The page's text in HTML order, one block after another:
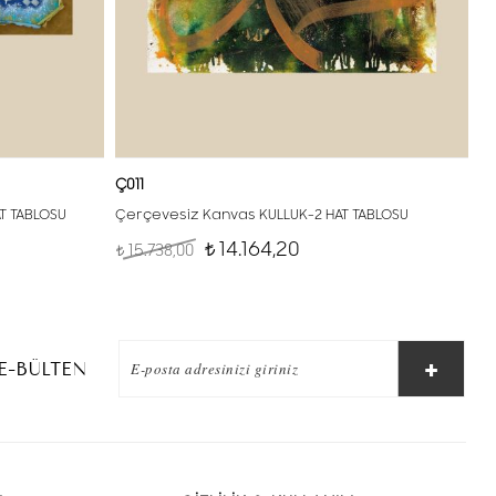
Ç011
Çerçevesiz Kanvas KULLUK-2 HAT TABLOSU
t 15.738,00 t14.164,20
E-BÜLTEN